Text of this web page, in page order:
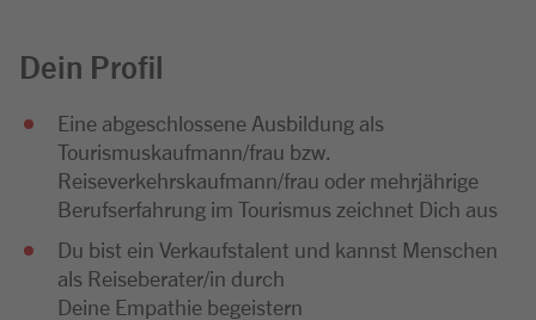
Dein Profil
Eine abgeschlossene Ausbildung als
Tourismuskaufmann/frau bzw.
Reiseverkehrskaufmann/frau oder mehrjährige
Berufserfahrung im Tourismus zeichnet Dich aus
Du bist ein Verkaufstalent und kannst Menschen
als Reiseberater/in durch
Deine Empathie begeistern